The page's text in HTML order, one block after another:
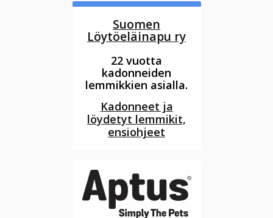
Suomen
Löytöeläinapu ry
22 vuotta
kadonneiden
lemmikkien asialla.
Kadonneet ja
löydetyt lemmikit,
ensiohjeet